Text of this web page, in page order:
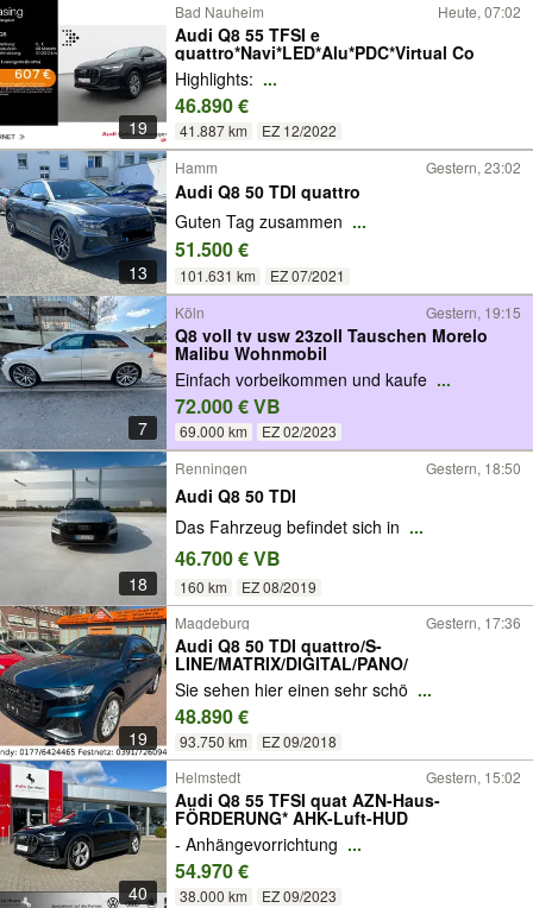
19
Bad Nauheim Heute, 07:02
Audi Q8 55 TFSI e
quattro*Navi*LED*Alu*PDC*Virtual Co
Highlights: ...
46.890 €
41.887 km EZ 12/2022
13
Hamm Gestern, 23:02
Audi Q8 50 TDI quattro
Guten Tag zusammen ...
51.500 €
101.631 km EZ 07/2021
7
Köln Gestern, 19:15
Q8 voll tv usw 23zoll Tauschen Morelo
Malibu Wohnmobil
Einfach vorbeikommen und kaufe ...
72.000 € VB
69.000 km EZ 02/2023
18
Renningen Gestern, 18:50
Audi Q8 50 TDI
Das Fahrzeug befindet sich in ...
46.700 € VB
160 km EZ 08/2019
19
Magdeburg Gestern, 17:36
Audi Q8 50 TDI quattro/S-
LINE/MATRIX/DIGITAL/PANO/
Sie sehen hier einen sehr schö ...
48.890 €
93.750 km EZ 09/2018
40
Helmstedt Gestern, 15:02
Audi Q8 55 TFSI quat AZN-Haus-
FÖRDERUNG* AHK-Luft-HUD
- Anhängevorrichtung ...
54.970 €
38.000 km EZ 09/2023